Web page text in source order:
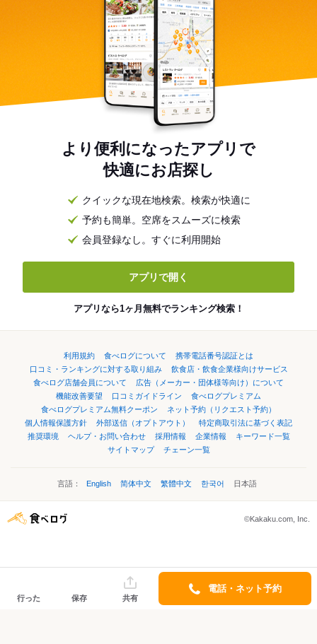
より便利になったアプリで
快適にお店探し
クイックな現在地検索。検索が快適に
予約も簡単。空席をスムーズに検索
会員登録なし。すぐに利用開始
アプリで開く
アプリなら1ヶ月無料でランキング検索！
利用規約 食べログについて
携帯電話番号認証とは
口コミ・ランキングに対する取り組み
飲食店・飲食企業様向けサービス
食べログ店舗会員について
広告（メーカー・団体様等向け）について
機能改善要望
口コミガイドライン
食べログプレミアム
食べログプレミアム無料クーポン
ネット予約（リクエスト予約）
個人情報保護方針
外部送信（オプトアウト）
特定商取引法に基づく表記
推奨環境
ヘルプ・お問い合わせ 採用情報 企業情報
キーワード一覧
サイトマップ
チェーン一覧
言語： English 简体中文 繁體中文 한국어 日本語
©Kakaku.com, Inc.
行った 保存 共有
電話・ネット予約